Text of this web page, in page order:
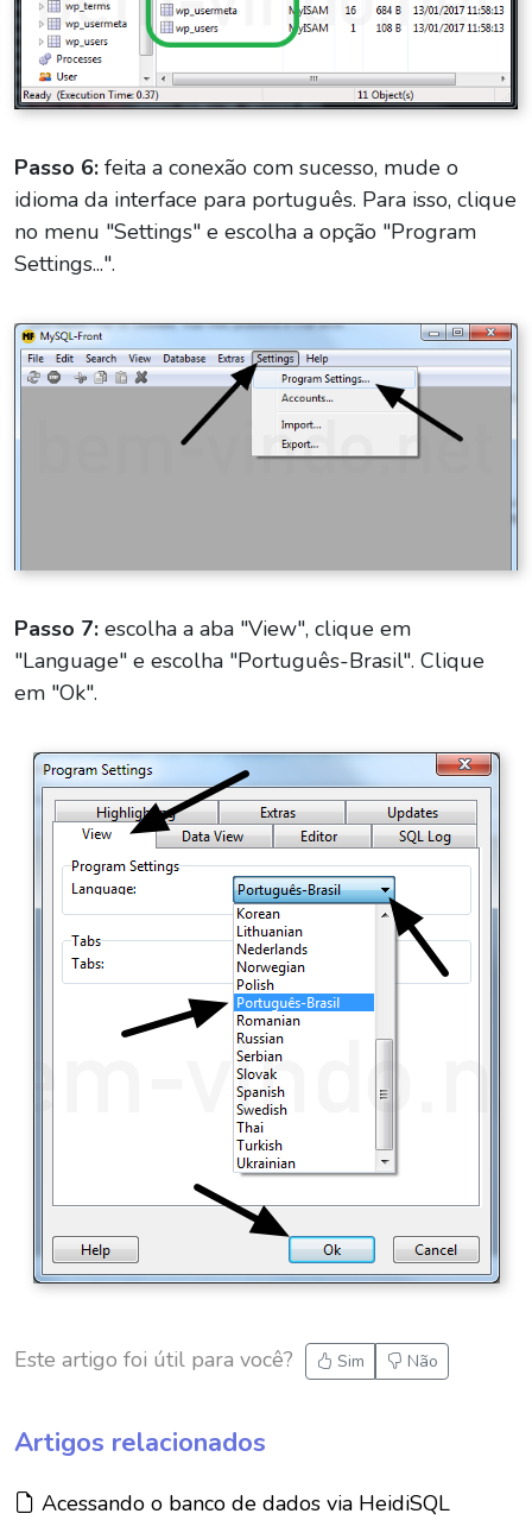
Passo 6: feita a conexão com sucesso, mude o
idioma da interface para português. Para isso, clique
no menu "Settings" e escolha a opção "Program
Settings...".
Passo 7: escolha a aba "View", clique em
"Language" e escolha "Português-Brasil". Clique
em "Ok".
Este artigo foi útil para você? Sim Não
Artigos relacionados
Artigo:
Acessando o banco de dados via HeidiSQL